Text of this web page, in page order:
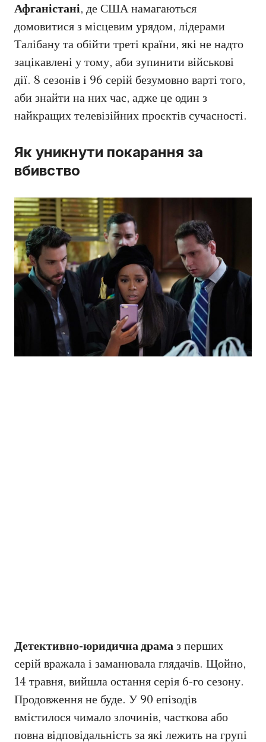
Афганістані, де США намагаються
домовитися з місцевим урядом, лідерами
Талібану та обійти треті країни, які не надто
зацікавлені у тому, аби зупинити військові
дії. 8 сезонів і 96 серій безумовно варті того,
аби знайти на них час, адже це один з
найкращих телевізійних проєктів сучасності.
Як уникнути покарання за
вбивство
Детективно-юридична драмаз перших
серій вражала і заманювала глядачів. Щойно,
14 травня, вийшла остання серія 6-го сезону.
Продовження не буде. У 90 епізодів
вмістилося чимало злочинів, часткова або
повна відповідальність за які лежить на групі